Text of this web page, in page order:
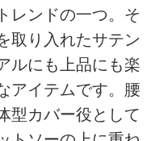
レンドの一つ。そ
取り入れたサテン
ルにも上品にも楽
アイテムです。腰
型カバー役として